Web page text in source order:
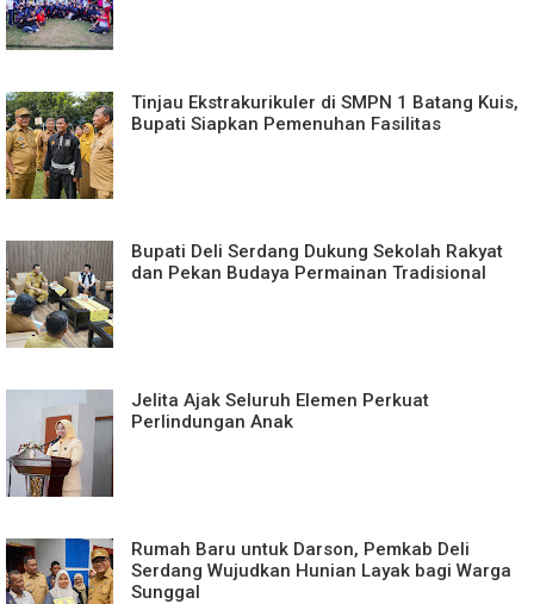
Tinjau Ekstrakurikuler di SMPN 1 Batang Kuis,
Bupati Siapkan Pemenuhan Fasilitas
Bupati Deli Serdang Dukung Sekolah Rakyat
dan Pekan Budaya Permainan Tradisional
Jelita Ajak Seluruh Elemen Perkuat
Perlindungan Anak
Rumah Baru untuk Darson, Pemkab Deli
Serdang Wujudkan Hunian Layak bagi Warga
Sunggal